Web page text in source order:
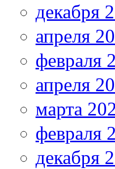
декабря
апреля
февраля
апреля
марта
февраля
декабря